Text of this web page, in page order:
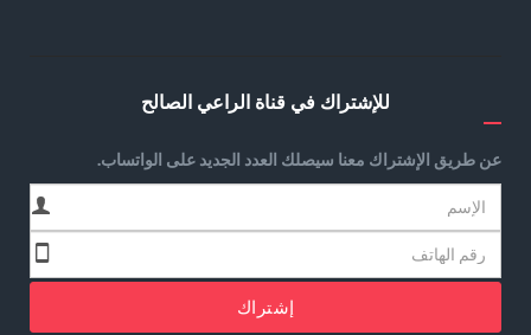
للإشتراك في قناة الراعي الصالح
عن طريق الإشتراك معنا سيصلك العدد الجديد على الواتساب.
إشتراك